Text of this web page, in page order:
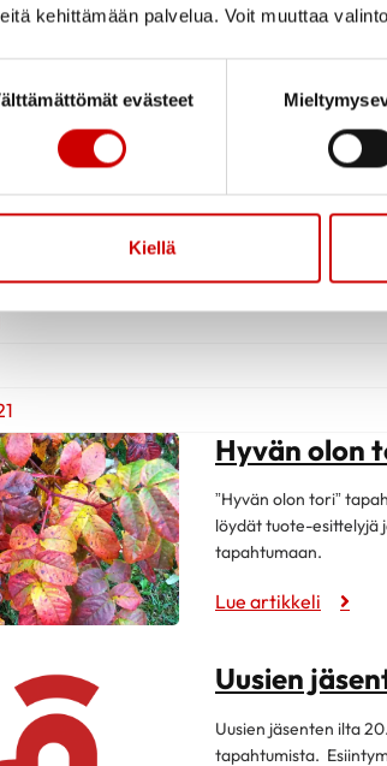
kehittämään palvelua. Voit muuttaa
valinta
evästeet
Kiellä
Hyvän olon
”Hyvän olon tori”
löydät tuote-esittelyjä
tapahtumaan.
Lue artikkeli
Uusien
Uusien jäsenten ilta
tapahtumista.